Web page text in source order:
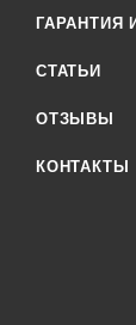
ГАРАНТИЯ
СТАТЬИ
ОТЗЫВЫ
КОНТАКТЫ